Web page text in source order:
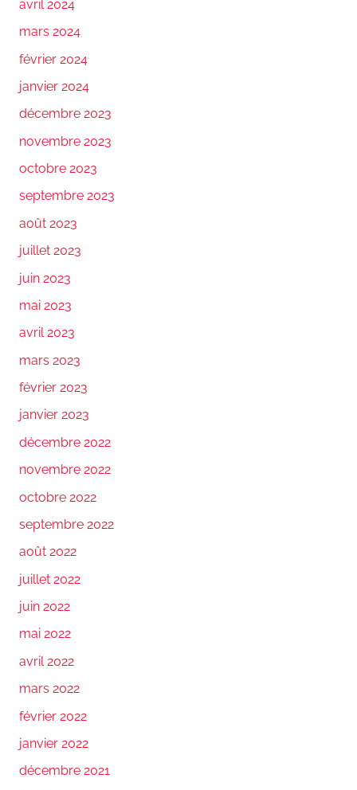
avril 2024
mars 2024
février 2024
janvier 2024
décembre 2023
novembre 2023
octobre 2023
septembre 2023
août 2023
juillet 2023
juin 2023
mai 2023
avril 2023
mars 2023
février 2023
janvier 2023
décembre 2022
novembre 2022
octobre 2022
septembre 2022
août 2022
juillet 2022
juin 2022
mai 2022
avril 2022
mars 2022
février 2022
janvier 2022
décembre 2021